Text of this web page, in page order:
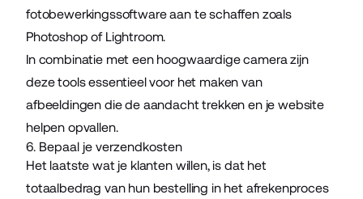
fotobewerkingssoftware aan te schaffen zoals
Photoshop of Lightroom.
In combinatie met een hoogwaardige camera zijn
deze tools essentieel voor het maken van
afbeeldingen die de aandacht trekken en je website
helpen opvallen.
6. Bepaal je verzendkosten
Het laatste wat je klanten willen, is dat het
totaalbedrag van hun bestelling in het afrekenproces